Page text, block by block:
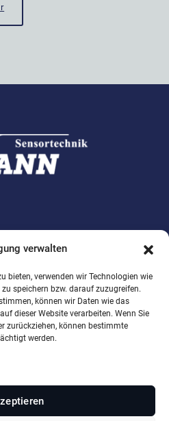
verwalten
bieten, verwenden wir Technologien wie
speichern bzw. darauf zuzugreifen.
können wir Daten wie das
dieser Website verarbeiten. Wenn Sie
zurückziehen, können bestimmte
werden.
0